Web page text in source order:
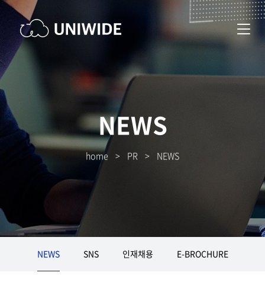
NEWS
home > PR > NEWS
NEWS SNS 인재채용 E-BROCHURE